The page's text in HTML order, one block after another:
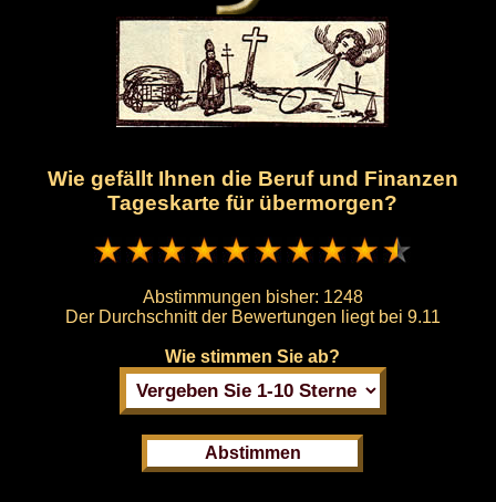
Wie gefällt Ihnen die Beruf und Finanzen
Tageskarte für übermorgen?
Abstimmungen bisher: 1248
Der Durchschnitt der Bewertungen liegt bei 9.11
Wie stimmen Sie ab?